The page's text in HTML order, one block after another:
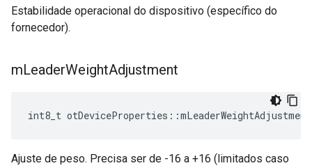
Estabilidade operacional do dispositivo (específico do
fornecedor).
mLeaderWeightAdjustment
int8_t otDeviceProperties ::mLeaderWeightAdjustment
Ajuste de peso. Precisa ser de -16 a +16 (limitados caso